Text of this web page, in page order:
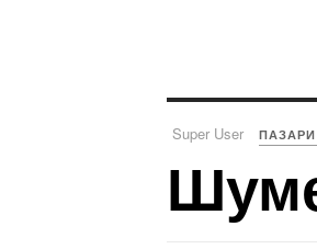
Super User